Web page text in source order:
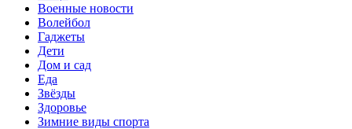
Военные новости
Волейбол
Гаджеты
Дети
Дом и сад
Еда
Звёзды
Здоровье
Зимние виды спорта